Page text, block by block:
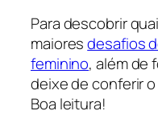
Para descobrir
maioresdesafios
feminino, além de
deixe de conferir
Boa leitura!